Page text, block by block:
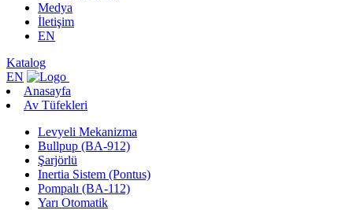
Medya
İletişim
EN
Katalog
EN
Anasayfa
Av Tüfekleri
Levyeli Mekanizma
Bullpup (BA-912)
Şarjörlü
Inertia Sistem (Pontus)
Pompalı (BA-112)
Yarı Otomatik